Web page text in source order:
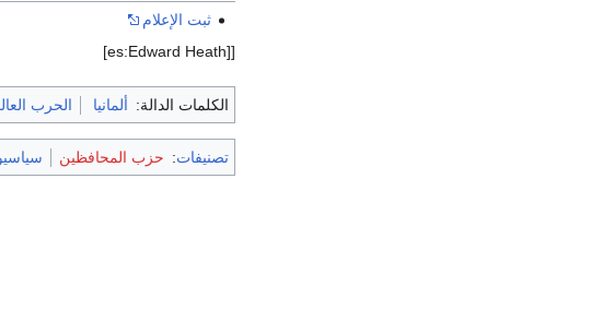
ثبت الإعلام
[[es:Edward Heath]
الكلمات الدالة: ألمانيا الحرب
تصنيفات: حزب المحافظين